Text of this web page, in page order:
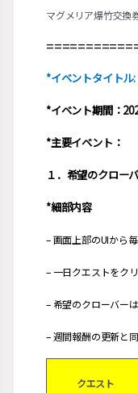
マグメリア爆竹交換
*イベントタイトル
*イベント期間：
*主要イベント：
１． 希望のクロー
*細部内容
– 画面上部のUIから
– 一日クエストをク
– 希望のクローバー
– 週間報酬の更新と
クエスト